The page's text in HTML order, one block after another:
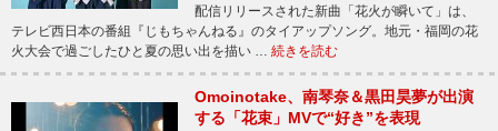
配信リリースされた新曲「花火が瞬いて」は、
テレビ西日本の番組『じもちゃんねる』のタイアップソング。地元・福岡の花
火大会で過ごしたひと夏の思い出を描い … 続きを読む
Omoinotake、南琴奈＆黒田昊夢が出演
する「花束」MVで“好き”を表現